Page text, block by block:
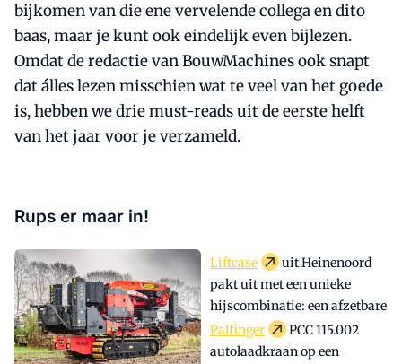
bijkomen van die ene vervelende collega en dito
baas, maar je kunt ook eindelijk even bijlezen.
Omdat de redactie van BouwMachines ook snapt
dat álles lezen misschien wat te veel van het goede
is, hebben we drie must-reads uit de eerste helft
van het jaar voor je verzameld.
Rups er maar in!
Liftcase
uit Heinenoord
pakt uit met een unieke
hijscombinatie: een afzetbare
Palfinger
PCC 115.002
autolaadkraan op een